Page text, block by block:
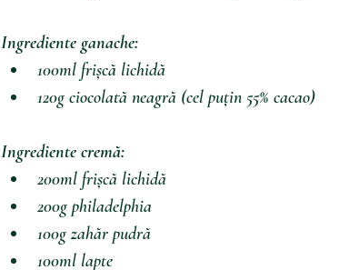
Ingrediente ganache:
100ml frișcă lichidă
120g ciocolată neagră (cel puțin 55% cacao)
Ingrediente cremă:
200ml frișcă lichidă
200g philadelphia
100g zahăr pudră
100ml lapte